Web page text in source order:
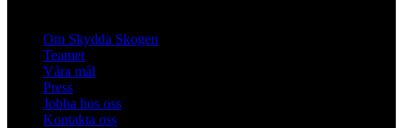
Om Skydda Skogen
Teamet
Våra mål
Press
Jobba hos oss
Kontakta oss